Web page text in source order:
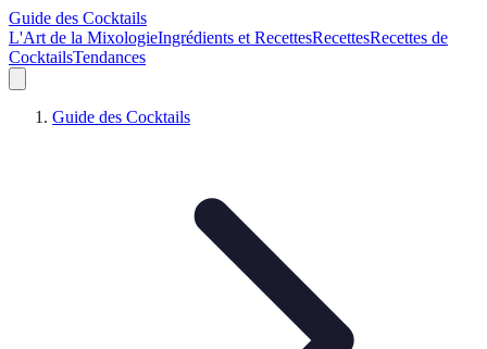
Guide des Cocktails
L'Art de la MixologieIngrédients et RecettesRecettesRecettes de
CocktailsTendances
Guide des Cocktails